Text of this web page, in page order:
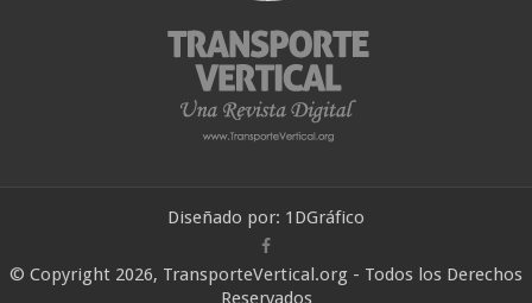
Diseñado por: 1DGráfico
© Copyright 2026, TransporteVertical.org - Todos los Derechos
Reservados